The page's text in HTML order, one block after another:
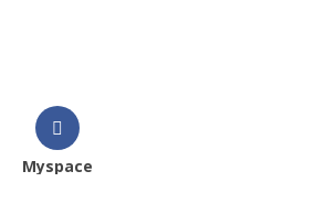
Myspace